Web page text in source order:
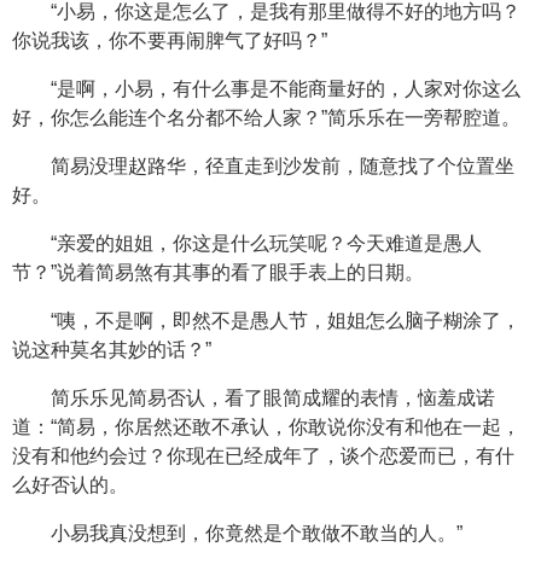
“小易，你这是怎么了，是我有那里做得不好的地方吗？
你说我该，你不要再闹脾气了好吗？”
“是啊，小易，有什么事是不能商量好的，人家对你这么
好，你怎么能连个名分都不给人家？”简乐乐在一旁帮腔道。
简易没理赵路华，径直走到沙发前，随意找了个位置坐
好。
“亲爱的姐姐，你这是什么玩笑呢？今天难道是愚人
节？”说着简易煞有其事的看了眼手表上的日期。
“咦，不是啊，即然不是愚人节，姐姐怎么脑子糊涂了，
说这种莫名其妙的话？”
简乐乐见简易否认，看了眼简成耀的表情，恼羞成诺
道：“简易，你居然还敢不承认，你敢说你没有和他在一起，
没有和他约会过？你现在已经成年了，谈个恋爱而已，有什
么好否认的。
小易我真没想到，你竟然是个敢做不敢当的人。”